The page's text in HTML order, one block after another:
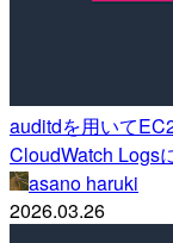
auditdを用いて
CloudWatch Logs
asano haruki
2026.03.26